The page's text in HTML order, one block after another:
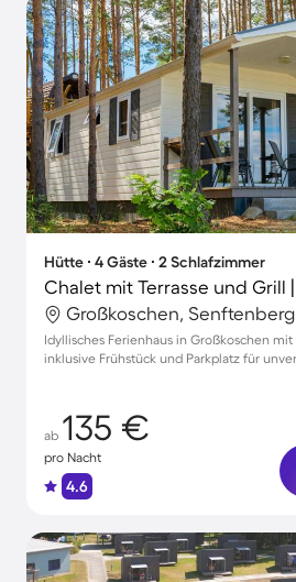
Hütte ∙ 4 Gäste ∙ 2 Schlafzimmer
Chalet mit Terrasse und Grill
Großkoschen,
Idyllisches Ferienhaus in Großkoschen mit
inklusive Frühstück und Parkplatz für
ab 135 €
pro Nacht
4.6